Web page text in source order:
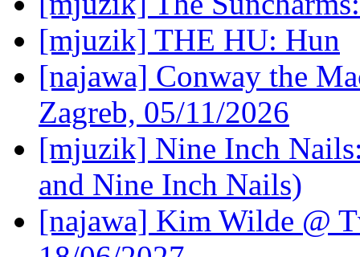
[mjuzik] THE HU: Hun
[najawa] Conway the
Zagreb, 05/11/2026
[mjuzik] Nine Inch
and Nine Inch Nails)
[najawa] Kim Wilde @